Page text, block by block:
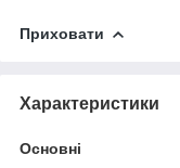
Приховати
Характеристики
Основні